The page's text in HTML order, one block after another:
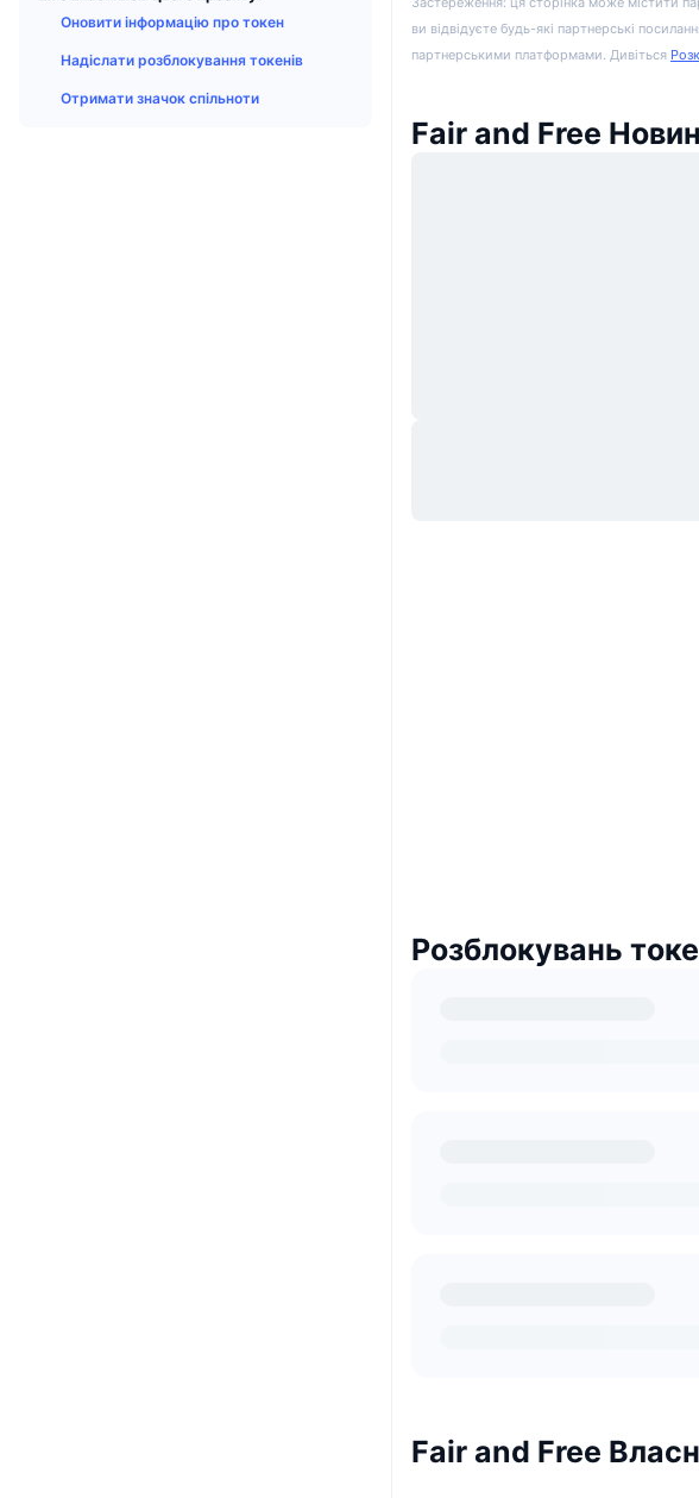
Оновити інформацію про токен
Надіслати розблокування токенів
Отримати значок спільноти
ви відвідуєте будь-які партнерські
партнерськими платформами. Дивіться
Fair and Free
Розблокувань
Fair and Free